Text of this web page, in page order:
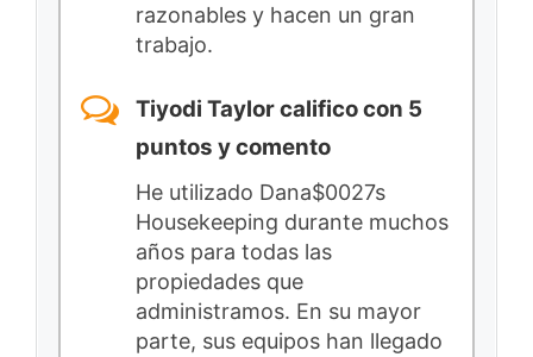
razonables y hacen un gran
trabajo.
Tiyodi Taylor califico con 5
puntos y comento
He utilizado Dana$0027s
Housekeeping durante muchos
años para todas las
propiedades que
administramos. En su mayor
parte, sus equipos han llegado